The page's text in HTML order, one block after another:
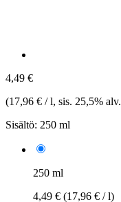
4,49 €
(17,96 € / l, sis. 25,5% alv.
Sisältö: 250 ml
250 ml
4,49 € (17,96 € / l)